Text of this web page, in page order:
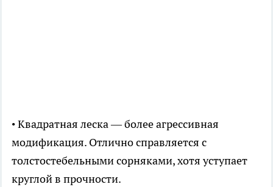
• Квадратная леска — более агрессивная
модификация. Отлично справляется с
толстостебельными сорняками, хотя уступает
круглой в прочности.